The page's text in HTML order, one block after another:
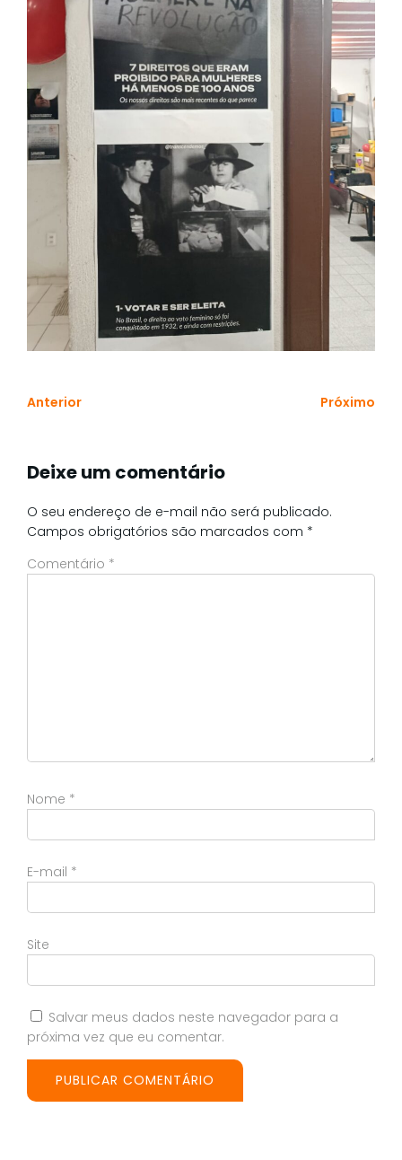
Anterior Próximo
Deixe um comentário
O seu endereço de e-mail não será publicado.
Campos obrigatórios são marcados com *
Comentário *
Nome *
E-mail *
Site
Salvar meus dados neste navegador para a
próxima vez que eu comentar.